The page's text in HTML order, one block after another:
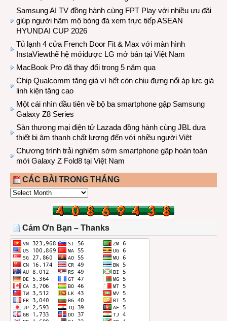
Samsung AI TV đồng hành cùng FPT Play với nhiều ưu đãi
giúp người hâm mộ bóng đá xem trực tiếp ASEAN
HYUNDAI CUP 2026
Tủ lạnh 4 cửa French Door Fit & Max với màn hình
InstaViewthế hệ mớiđược LG mở bán tại Việt Nam
MacBook Pro đã thay đổi trong 5 năm qua
Chip Qualcomm tăng giá vì hết còn chịu đựng nổi áp lực giá
linh kiện tăng cao
Một cái nhìn đầu tiên về bộ ba smartphone gập Samsung
Galaxy Z8 Series
Sàn thương mại điện tử Lazada đồng hành cùng JBL dưa
thiết bị âm thanh chất lượng đến với nhiều người Việt
Chương trình trải nghiệm sớm smartphone gập hoàn toàn
mới Galaxy Z Fold8 tại Việt Nam
CÁC BÀI TRONG THÁNG
CÁC
THÁNG
Cảm Ơn Bạn – Thanks